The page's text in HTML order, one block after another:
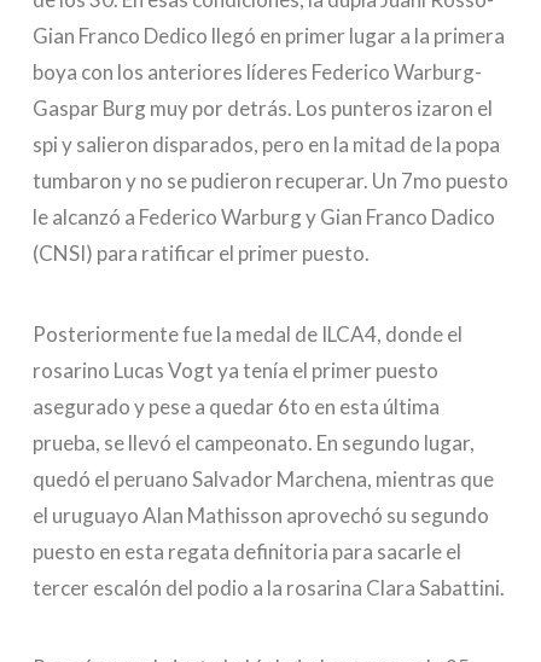
Gian Franco Dedico llegó en primer lugar a la primera
boya con los anteriores líderes Federico Warburg-
Gaspar Burg muy por detrás. Los punteros izaron el
spi y salieron disparados, pero en la mitad de la popa
tumbaron y no se pudieron recuperar. Un 7mo puesto
le alcanzó a Federico Warburg y Gian Franco Dadico
(CNSI) para ratificar el primer puesto.
Posteriormente fue la medal de ILCA4, donde el
rosarino Lucas Vogt ya tenía el primer puesto
asegurado y pese a quedar 6to en esta última
prueba, se llevó el campeonato. En segundo lugar,
quedó el peruano Salvador Marchena, mientras que
el uruguayo Alan Mathisson aprovechó su segundo
puesto en esta regata definitoria para sacarle el
tercer escalón del podio a la rosarina Clara Sabattini.